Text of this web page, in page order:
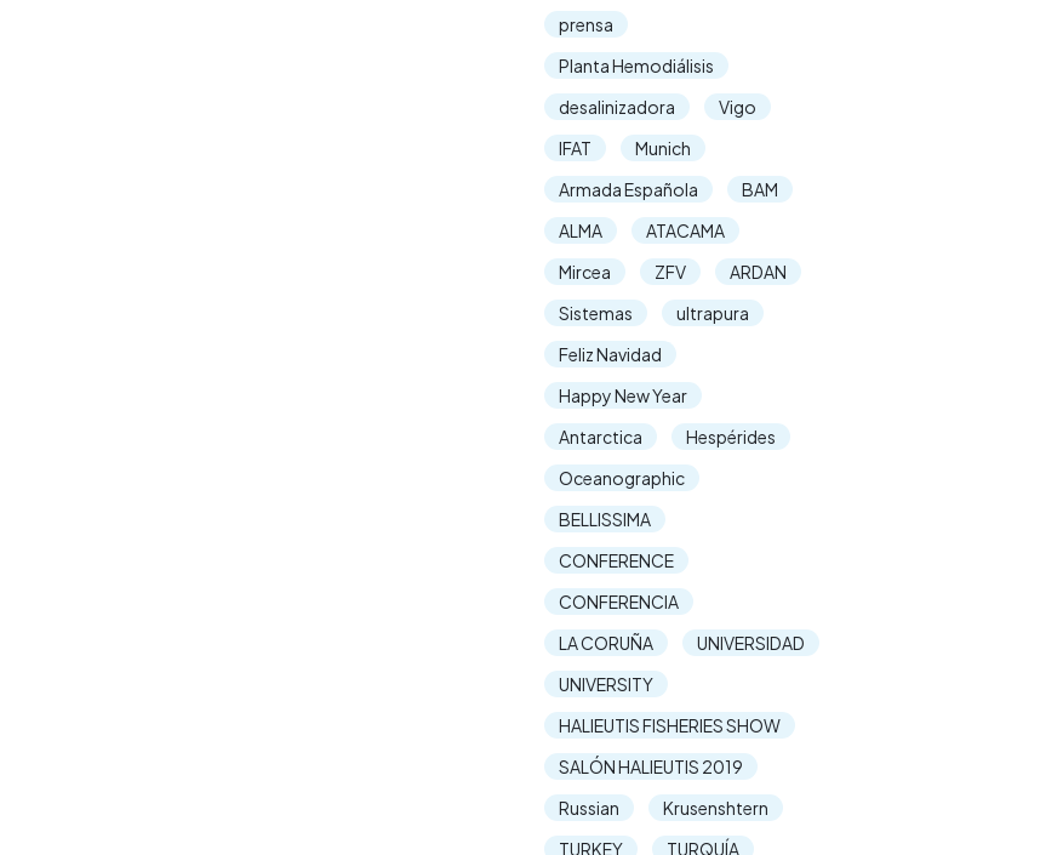
prensa
Planta Hemodiálisis
desalinizadora
Vigo
IFAT
Munich
Armada Española
BAM
ALMA
ATACAMA
Mircea
ZFV
ARDAN
Sistemas
ultrapura
Feliz Navidad
Happy New Year
Antarctica
Hespérides
Oceanographic
BELLISSIMA
CONFERENCE
CONFERENCIA
LA CORUÑA
UNIVERSIDAD
UNIVERSITY
HALIEUTIS FISHERIES SHOW
SALÓN HALIEUTIS 2019
Russian
Krusenshtern
TURKEY
TURQUÍA